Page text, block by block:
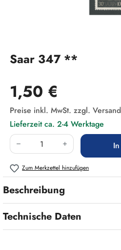
Saar 347 **
Regulärer Preis:
1,50 €
Preise inkl. MwSt. zzgl.
Lieferzeit ca. 2-4 Werktage
Produkt Anzahl: Gib
Zum Merkzettel hinzufügen
Beschreibung
Technische Daten